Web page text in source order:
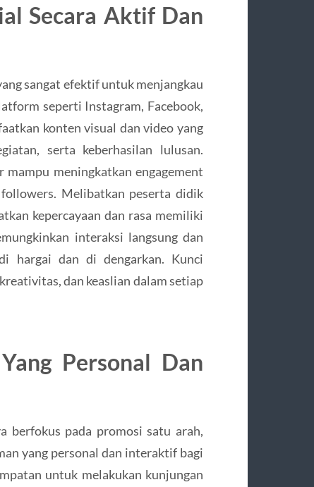
Secara Aktif Dan
sangat efektif untuk menjangkau
seperti Instagram, Facebook,
konten visual dan video yang
serta keberhasilan lulusan.
meningkatkan engagement
Melibatkan peserta didik
kepercayaan dan rasa memiliki
interaksi langsung dan
hargai dan di dengarkan. Kunci
dan keaslian dalam setiap
Personal Dan
berfokus pada promosi satu arah,
yang personal dan interaktif bagi
untuk melakukan kunjungan